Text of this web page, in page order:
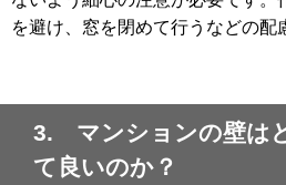
を避け、窓を閉めて行うなどの配
3. マンションの壁は
て良いのか？